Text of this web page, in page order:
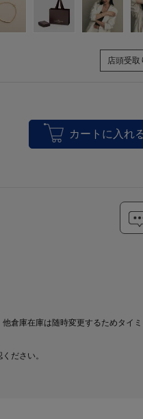
店頭受取
倉庫在庫は随時変更するためタイ
ださい。